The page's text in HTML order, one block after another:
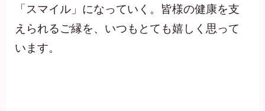
「スマイル」になっていく。皆様の健康を支
えられるご縁を、いつもとても嬉しく思って
います。